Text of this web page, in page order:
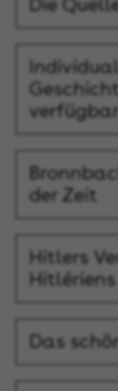
der Zeit
Hitlers
Hitlériens
Das